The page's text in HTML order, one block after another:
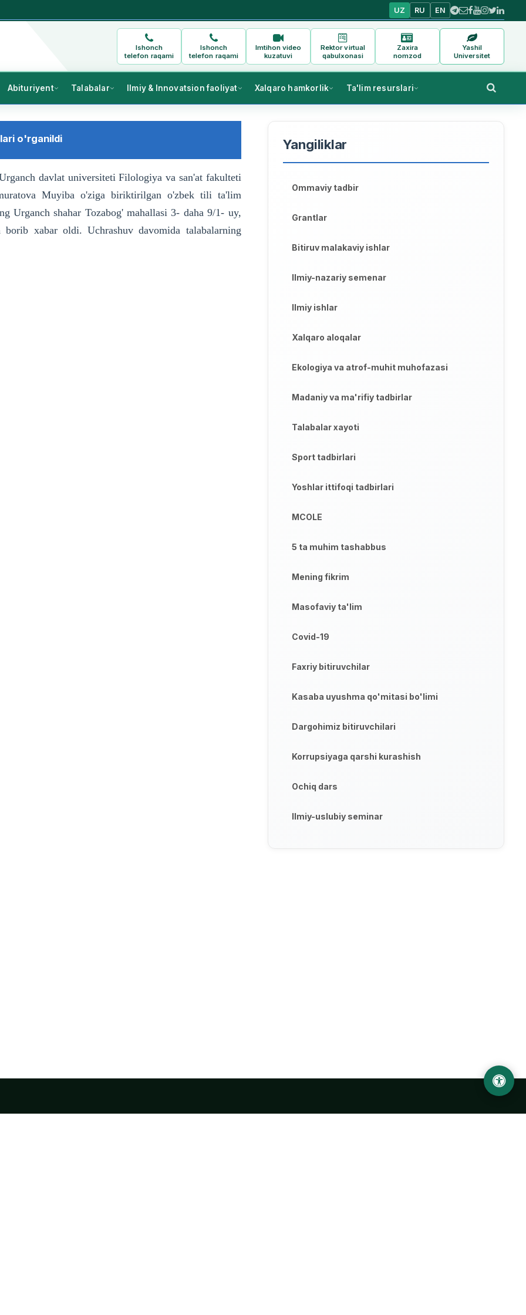
UZ RU EN
Ishonch
telefon raqami
Ishonch
telefon raqami
Imtihon video
kuzatuvi
Rektor virtual
qabulxonasi
Zaxira
nomzod
Yashil
Universitet
Abituriyent Talabalar Ilmiy & Innovatsion faoliyat Xalqaro hamkorlik Ta'lim resurslari
o'rganildi
davlat universiteti Filologiya va san'at fakulteti
Muyiba o'ziga biriktirilgan o'zbek tili ta'lim
Urganch shahar Tozabog' mahallasi 3- daha 9/1- uy,
borib xabar oldi. Uchrashuv davomida talabalarning
Yangiliklar
Ommaviy tadbir
Grantlar
Bitiruv malakaviy ishlar
Ilmiy-nazariy semenar
Ilmiy ishlar
Xalqaro aloqalar
Ekologiya va atrof-muhit muhofazasi
Madaniy va ma'rifiy tadbirlar
Talabalar xayoti
Sport tadbirlari
Yoshlar ittifoqi tadbirlari
MCOLE
5 ta muhim tashabbus
Mening fikrim
Masofaviy ta'lim
Covid-19
Faxriy bitiruvchilar
Kasaba uyushma qo'mitasi bo'limi
Dargohimiz bitiruvchilari
Korrupsiyaga qarshi kurashish
Ochiq dars
Ilmiy-uslubiy seminar